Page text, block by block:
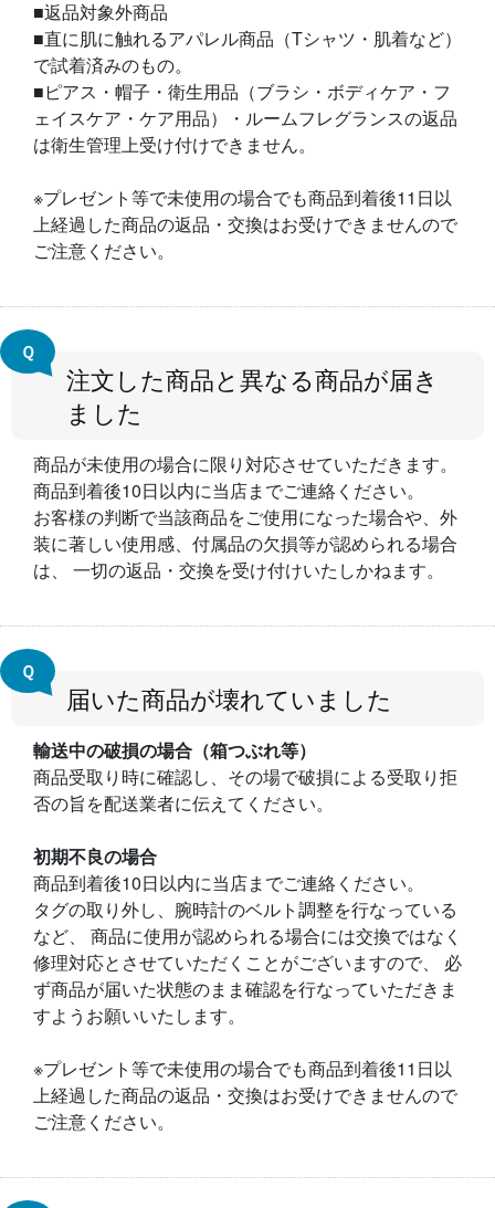
■返品対象外商品
■直に肌に触れるアパレル商品（Tシャツ・肌着など）
で試着済みのもの。
■ピアス・帽子・衛生用品（ブラシ・ボディケア・フ
ェイスケア・ケア用品）・ルームフレグランスの返品
は衛生管理上受け付けできません。
※プレゼント等で未使用の場合でも商品到着後11日以
上経過した商品の返品・交換はお受けできませんので
ご注意ください。
Ｑ
注文した商品と異なる商品が届き
ました
商品が未使用の場合に限り対応させていただきます。
商品到着後10日以内に当店までご連絡ください。
お客様の判断で当該商品をご使用になった場合や、外
装に著しい使用感、付属品の欠損等が認められる場合
は、 一切の返品・交換を受け付けいたしかねます。
Ｑ
届いた商品が壊れていました
輸送中の破損の場合（箱つぶれ等）
商品受取り時に確認し、その場で破損による受取り拒
否の旨を配送業者に伝えてください。
初期不良の場合
商品到着後10日以内に当店までご連絡ください。
タグの取り外し、腕時計のベルト調整を行なっている
など、 商品に使用が認められる場合には交換ではなく
修理対応とさせていただくことがございますので、 必
ず商品が届いた状態のまま確認を行なっていただきま
すようお願いいたします。
※プレゼント等で未使用の場合でも商品到着後11日以
上経過した商品の返品・交換はお受けできませんので
ご注意ください。